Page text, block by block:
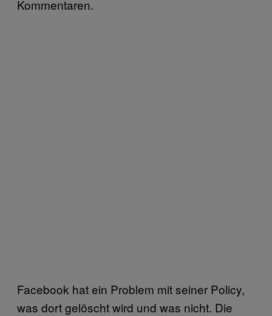
Kommentaren.
Facebook hat ein Problem mit seiner Policy,
was dort gelöscht wird und was nicht. Die